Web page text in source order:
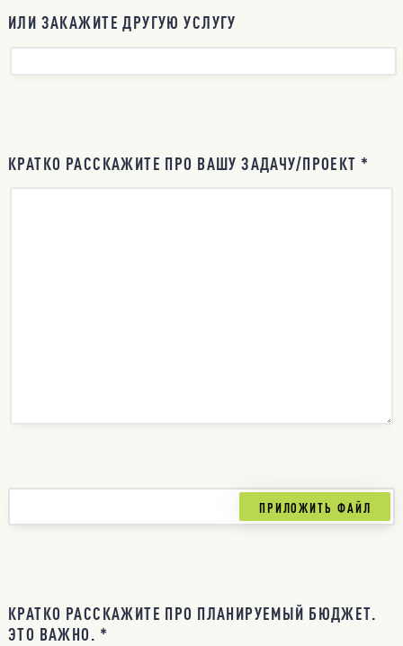
ИЛИ ЗАКАЖИТЕ ДРУГУЮ УСЛУГУ
КРАТКО РАССКАЖИТЕ ПРО ВАШУ ЗАДАЧУ/ПРОЕКТ *
КРАТКО РАССКАЖИТЕ ПРО ПЛАНИРУЕМЫЙ БЮДЖЕТ.
ЭТО ВАЖНО. *